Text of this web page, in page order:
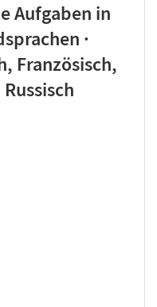
Aufgaben in
·
Französisch,